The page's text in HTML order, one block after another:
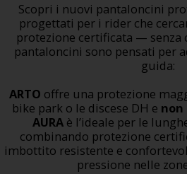
Scopri i nuovi pantaloncini
progettati per i rider che
protezione certificata — senza
pantaloncini sono pensati per
guida:
ARTO offre una protezione
bike park o le discese DH e non
AURA è l’ideale per le
combinando protezione
imbottito resistente e
pressione nelle